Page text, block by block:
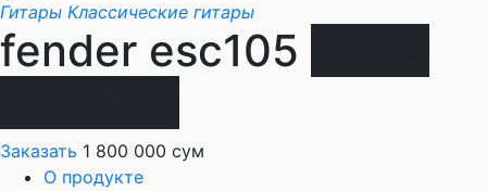
Гитары Классические гитары
fender esc105
Заказать 1 800 000 сум
О продукте